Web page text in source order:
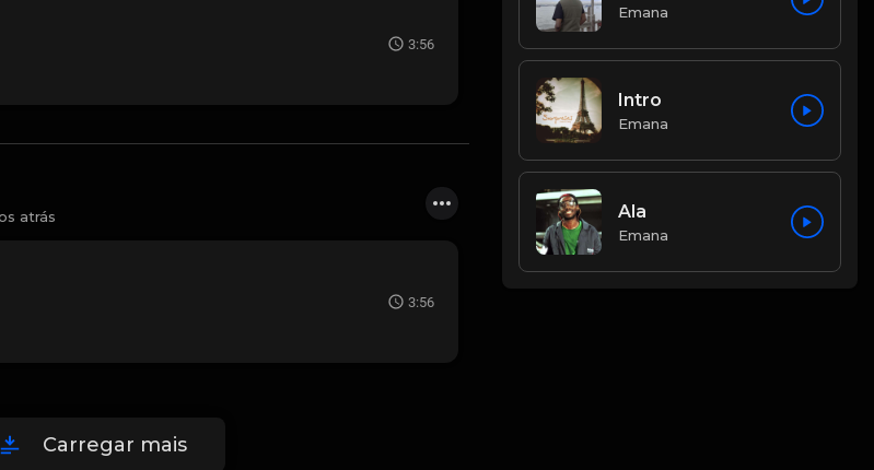
3:56
atrás
3:56
Carregar mais
Emana
Intro
Emana
Ala
Emana